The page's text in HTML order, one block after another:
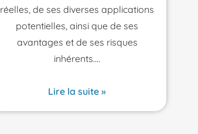
réelles, de ses diverses applications
potentielles, ainsi que de ses
avantages et de ses risques
inhérents.
Lire la suite »